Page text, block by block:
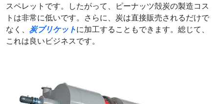
スペレットです。したがって、ピーナッツ殻炭の製造コス
トは非常に低いです。さらに、炭は直接販売されるだけで
なく、 炭ブリケットに加工することもできます。総じて、
これは良いビジネスです。